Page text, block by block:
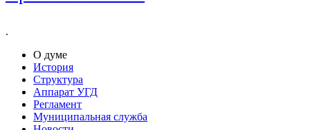
.
О думе
История
Структура
Аппарат УГД
Регламент
Муниципальная служба